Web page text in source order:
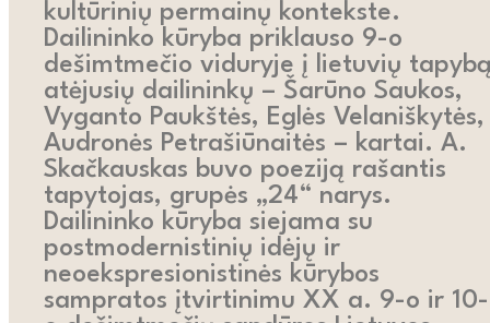
kultūrinių permainų kontekste.
Dailininko kūryba priklauso 9-o
dešimtmečio viduryje į lietuvių
atėjusių dailininkų – Šarūno Saukos,
Vyganto Paukštės, Eglės Velaniškytės,
Audronės Petrašiūnaitės – kartai. A.
Skačkauskas buvo poeziją rašantis
tapytojas, grupės „24“ narys.
Dailininko kūryba siejama su
postmodernistinių idėjų ir
neoekspresionistinės kūrybos
sampratos įtvirtinimu XX a. 9-o ir 10-